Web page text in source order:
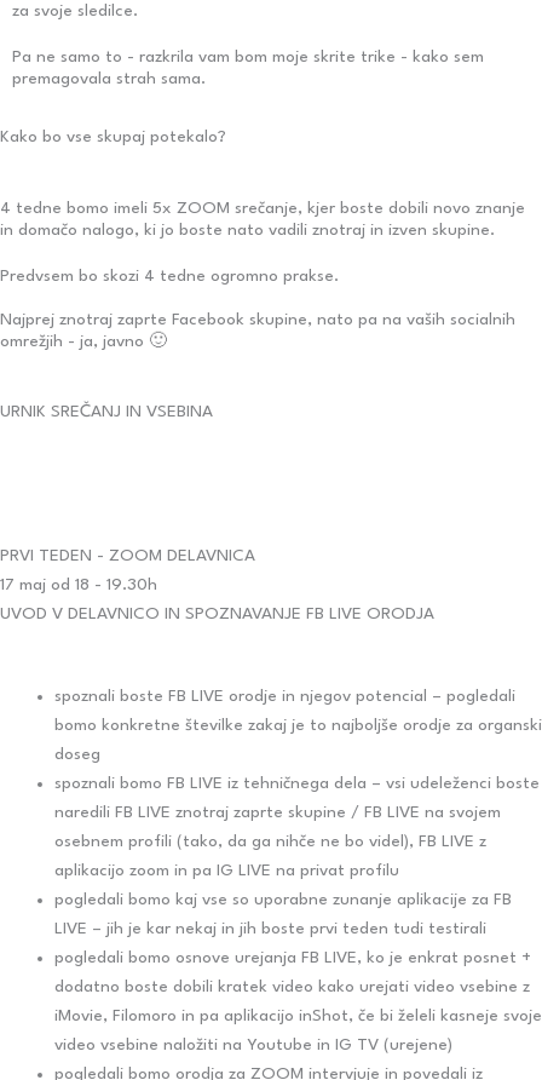
za svoje sledilce.
Pa ne samo to - razkrila vam bom moje skrite trike - kako sem
premagovala strah sama.
Kako bo vse skupaj potekalo?
4 tedne bomo imeli 5x ZOOM srečanje, kjer boste dobili novo znanje
in domačo nalogo, ki jo boste nato vadili znotraj in izven skupine.
Predvsem bo skozi 4 tedne ogromno prakse.
Najprej znotraj zaprte Facebook skupine, nato pa na vaših socialnih
omrežjih - ja, javno 🙂
URNIK SREČANJ IN VSEBINA
PRVI TEDEN - ZOOM DELAVNICA
17 maj od 18 - 19.30h
UVOD V DELAVNICO IN SPOZNAVANJE FB LIVE ORODJA
spoznali boste FB LIVE orodje in njegov potencial – pogledali
bomo konkretne številke zakaj je to najboljše orodje za organski
doseg
spoznali bomo FB LIVE iz tehničnega dela – vsi udeleženci boste
naredili FB LIVE znotraj zaprte skupine / FB LIVE na svojem
osebnem profili (tako, da ga nihče ne bo videl), FB LIVE z
aplikacijo zoom in pa IG LIVE na privat profilu
pogledali bomo kaj vse so uporabne zunanje aplikacije za FB
LIVE – jih je kar nekaj in jih boste prvi teden tudi testirali
pogledali bomo osnove urejanja FB LIVE, ko je enkrat posnet +
dodatno boste dobili kratek video kako urejati video vsebine z
iMovie, Filomoro in pa aplikacijo inShot, če bi želeli kasneje svoje
video vsebine naložiti na Youtube in IG TV (urejene)
pogledali bomo orodja za ZOOM intervjuje in povedali iz